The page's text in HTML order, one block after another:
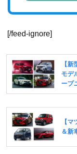
[/feed-ignore]